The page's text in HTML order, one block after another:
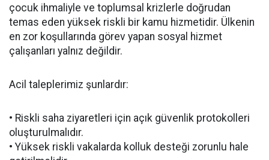
çocuk ihmaliyle ve toplumsal krizlerle doğrudan
temas eden yüksek riskli bir kamu hizmetidir. Ülkenin
en zor koşullarında görev yapan sosyal hizmet
çalışanları yalnız değildir.
Acil taleplerimiz şunlardır:
• Riskli saha ziyaretleri için açık güvenlik protokolleri
oluşturulmalıdır.
• Yüksek riskli vakalarda kolluk desteği zorunlu hale